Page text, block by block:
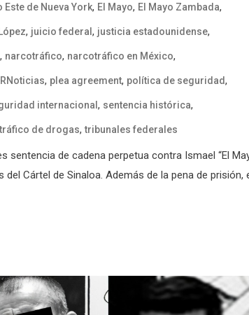
Este de Nueva York, El Mayo, El Mayo Zambada,
, juicio federal , justicia estadounidense,
, narcotráfico, narcotráfico en México,
, plea agreement, política de seguridad,
internacional , sentencia histórica,
tráfico de drogas,tribunales federales
sentencia de cadena perpetua contra Ismael “El
Cártel de Sinaloa. Además de la pena de prisión,